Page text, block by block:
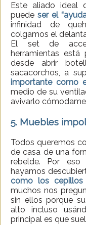
Este aliado ideal
puede ser el
infinidad de
colgamos el
El set de
herramientas está
desde abrir
sacacorchos, a
importante como
medio de su
avivarlo
5. Muebles
Todos queremos
de casa de una
rebelde. Por
hayamos
como los
muchos nos
sin ellos porque
alto incluso
principal es que